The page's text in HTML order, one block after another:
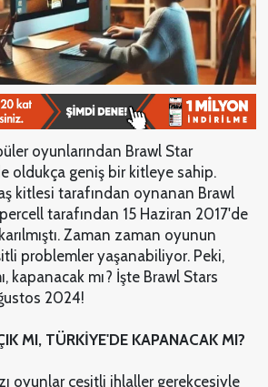
oyunlarından Brawl Star
oldukça geniş bir kitleye sahip.
kitlesi tarafından oynanan Brawl
tarafından 15 Haziran 2017'de
Zaman zaman oyunun
problemler yaşanabiliyor. Peki,
kapanacak mı? İşte Brawl Stars
2024!
MI, TÜRKİYE'DE KAPANACAK MI?
oyunlar çeşitli ihlaller gerekçesiyle